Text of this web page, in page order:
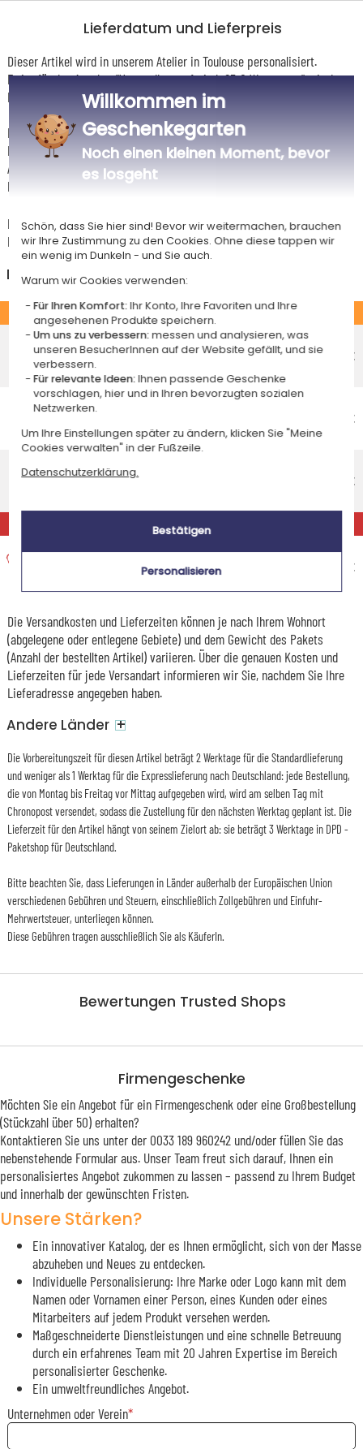
Bewertungen Trusted Shops
Lieferdatum und Lieferpreis
Dieser Artikel wird in unserem Atelier in Toulouse personalisiert.
Er ist für das Angebot "Versandkostenfrei ab 85 € Warenwert" mit der
Hermes-Standardlieferung berechtigt.
Für jede Bestellung unter 85 € gelten die unten aufgeführten
Lieferkosten für den Kauf dieses Artikels.
Artikel, die in unserem Atelier personalisiert werden (etwa 95% unserer
Produkte), sind mit dem Logo
Das Voraussichtliche Lieferdatum ist nur bei einer Zahlung per PayPal,
Kreditkarte oder Sofortüberweisung gültig.
Deutschland
STANDARD
Economy-Versand an einen Paketshop
Voraussichtliches Lieferdatum
Mittwoch 12 August 2026
5,50 €
Economy-Versand nach Hause
Freitag 14 August 2026
6,55 €
Voraussichtliches Lieferdatum
9,95 €
EXPRESS
Expresslieferung nach Hause
Voraussichtliches Lieferdatum
15,95 €
Die Versandkosten und Lieferzeiten können je nach Ihrem Wohnort
(abgelegene oder entlegene Gebiete) und dem Gewicht des Pakets
(Anzahl der bestellten Artikel) variieren. Über die genauen Kosten und
Lieferzeiten für jede Versandart informieren wir Sie, nachdem Sie Ihre
Lieferadresse angegeben haben.
Andere Länder +
Die Vorbereitungszeit für diesen Artikel beträgt 2 Werktage für die Standardlieferung
und weniger als 1 Werktag für die Expresslieferung nach Deutschland: jede Bestellung,
die von Montag bis Freitag vor Mittag aufgegeben wird, wird am selben Tag mit
Chronopost versendet, sodass die Zustellung für den nächsten Werktag geplant ist. Die
Lieferzeit für den Artikel hängt von seinem Zielort ab: sie beträgt 3 Werktage in DPD -
Paketshop für Deutschland.
Bitte beachten Sie, dass Lieferungen in Länder außerhalb der Europäischen Union
verschiedenen Gebühren und Steuern, einschließlich Zollgebühren und Einfuhr-
Mehrwertsteuer, unterliegen können.
Diese Gebühren tragen ausschließlich Sie als KäuferIn.
Firmengeschenke
Möchten Sie ein Angebot für ein Firmengeschenk oder eine Großbestellung
(Stückzahl über 50) erhalten?
Kontaktieren Sie uns unter der 0033 189 960242 und/oder füllen Sie das
nebenstehende Formular aus. Unser Team freut sich darauf, Ihnen ein
personalisiertes Angebot zukommen zu lassen – passend zu Ihrem Budget
und innerhalb der gewünschten Fristen.
Unsere Stärken?
Ein innovativer Katalog, der es Ihnen ermöglicht, sich von der Masse
abzuheben und Neues zu entdecken.
Individuelle Personalisierung: Ihre Marke oder Logo kann mit dem
Namen oder Vornamen einer Person, eines Kunden oder eines
Mitarbeiters auf jedem Produkt versehen werden.
Maßgeschneiderte Dienstleistungen und eine schnelle Betreuung
durch ein erfahrenes Team mit 20 Jahren Expertise im Bereich
personalisierter Geschenke.
Ein umweltfreundliches Angebot.
Unternehmen oder Verein
Willkommen im
Geschenkegarten
Noch einen kleinen Moment, bevor
es losgeht
Schön, dass Sie hier sind! Bevor wir weitermachen, brauchen
wir Ihre Zustimmung zu den Cookies. Ohne diese tappen wir
ein wenig im Dunkeln - und Sie auch.
Warum wir Cookies verwenden:
Für Ihren Komfort:Ihr Konto, Ihre Favoriten und Ihre
angesehenen Produkte speichern.
Um uns zu verbessern:messen und analysieren, was
unseren BesucherInnen auf der Website gefällt, und sie
verbessern.
Für relevante Ideen:Ihnen passende Geschenke
vorschlagen, hier und in Ihren bevorzugten sozialen
Netzwerken.
Um Ihre Einstellungen später zu ändern, klicken Sie "Meine
Cookies verwalten" in der Fußzeile.
Datenschutzerklärung.
Bestätigen
Personalisieren